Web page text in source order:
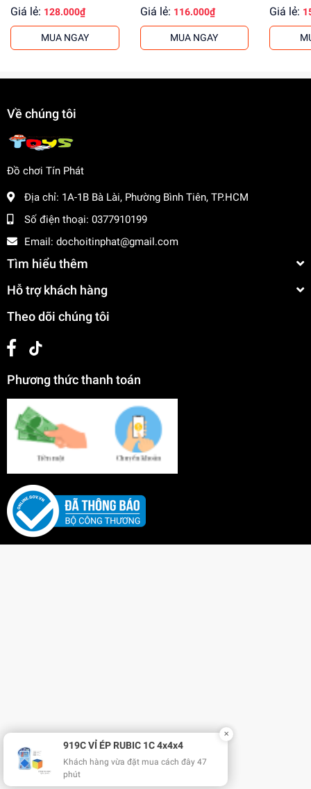
Giá lẻ: 128.000₫
MUA NGAY
Giá lẻ: 116.000₫
MUA NGAY
Giá lẻ:
Về chúng tôi
Đồ chơi Tín Phát
Địa chỉ: 1A-1B Bà Lài, Phường Bình Tiên, TP.HCM
Số điện thoại: 0377910199
Email: dochoitinphat@gmail.com
Tìm hiểu thêm
Hỗ trợ khách hàng
Theo dõi chúng tôi
Phương thức thanh toán